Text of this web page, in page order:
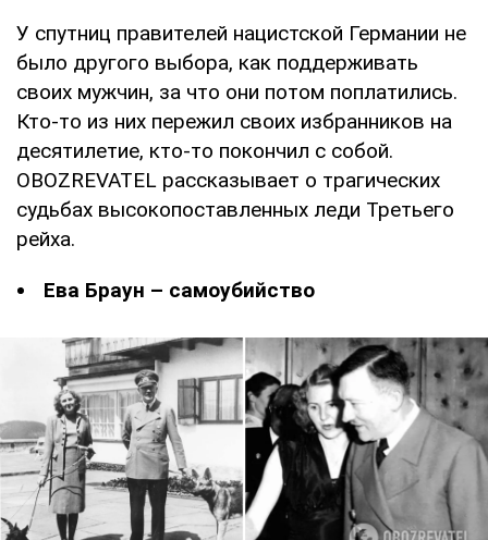
У спутниц правителей нацистской Германии не
было другого выбора, как поддерживать
своих мужчин, за что они потом поплатились.
Кто-то из них пережил своих избранников на
десятилетие, кто-то покончил с собой.
OBOZREVATEL рассказывает о трагических
судьбах высокопоставленных леди Третьего
рейха.
Ева Браун – самоубийство